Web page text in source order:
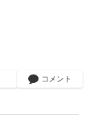
コメント